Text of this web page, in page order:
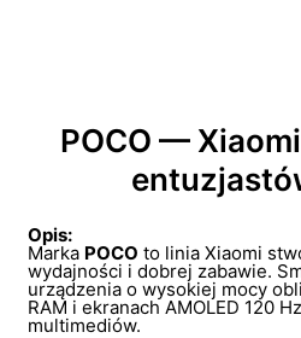
POCO —
Opis:
Marka POCO to linia Xiaomi
wydajności i dobrej zabawie.
urządzenia o wysokiej mocy
RAM i ekranach AMOLED 120
multimediów.